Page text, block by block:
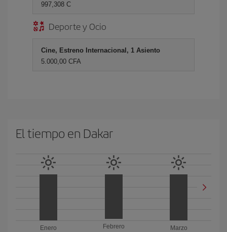
997,308 C
Deporte y Ocio
Cine, Estreno Internacional, 1 Asiento
5.000,00 CFA
El tiempo en Dakar
Enero
Febrero
Marzo